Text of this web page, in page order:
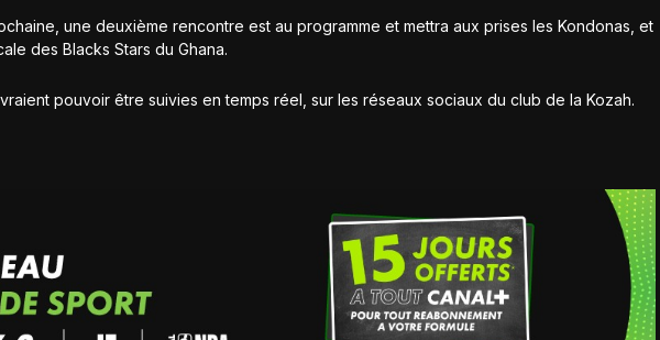
une deuxième rencontre est au programme et mettra aux prises les Kondonas, et
des Blacks Stars du Ghana.
pouvoir être suivies en temps réel, sur les réseaux sociaux du club de la Kozah.